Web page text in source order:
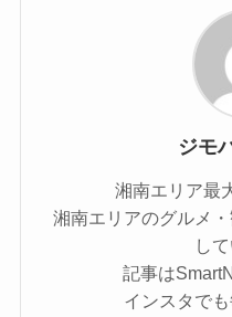
ジモ
湘南エリア最
湘南エリアのグルメ
し
記事は
インスタで